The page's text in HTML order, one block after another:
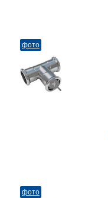
фото
фото